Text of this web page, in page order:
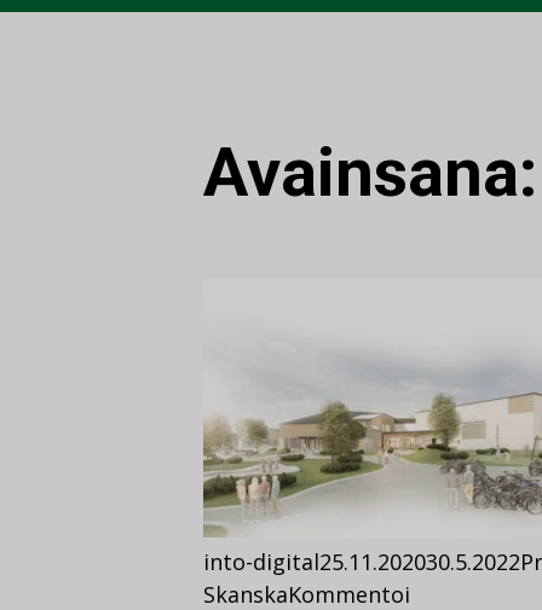
into-digital25.11.202030.5.2022
SkanskaKommentoi